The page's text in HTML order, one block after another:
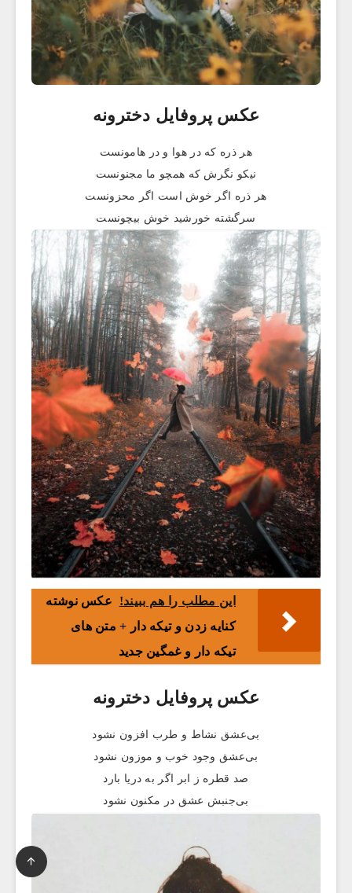
عکس پروفایل دخترونه
هر ذره که در هوا و در هامونست
نیکو نگرش که همچو ما مجنونست
هر ذره اگر خوش است اگر محزونست
سرگشته خورشید خوش بیچونست
این مطلب را هم ببیند!
عکس نوشته
کنایه زدن و تیکه دار + متن های
تیکه دار و غمگین جدید
عکس پروفایل دخترونه
بی‌عشق نشاط و طرب افزون نشود
بی‌عشق وجود خوب و موزون نشود
صد قطره ز ابر اگر به دریا بارد
بی‌جنبش عشق در مکنون نشود